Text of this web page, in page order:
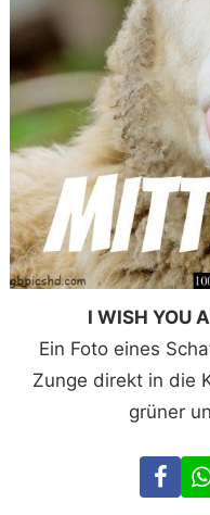
I WISH YOU
Ein Foto eines
Zunge direkt in die
grüner